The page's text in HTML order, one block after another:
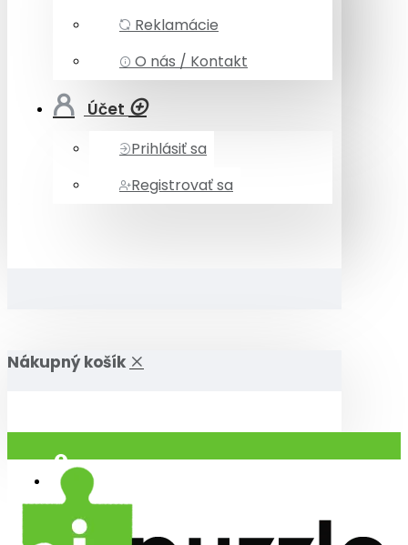
Reklamácie
O nás / Kontakt
Účet
Prihlásiť sa
Registrovať sa
Nákupný košík
Prihlásiť
Registrovať